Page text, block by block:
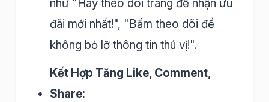
như "Hãy theo dõi trang để nhận ưu
đãi mới nhất!", "Bấm theo dõi để
không bỏ lỡ thông tin thú vị!".
Kết Hợp Tăng Like, Comment,
Share: